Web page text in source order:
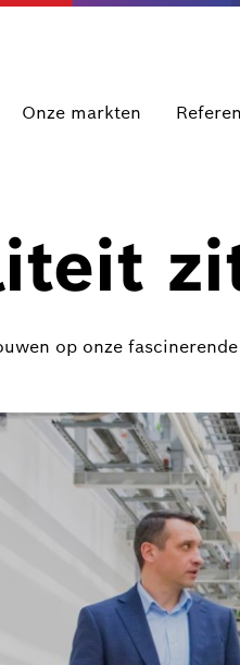
Onze markten
op onze